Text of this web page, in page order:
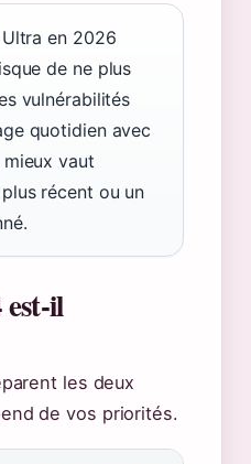
en 2026
de ne plus
vulnérabilités
quotidien avec
vaut
récent ou un
est-il
les deux
de vos priorités.